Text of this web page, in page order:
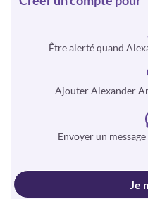
Être alerté quand
Ajouter Alexander
Envoyer un
Je